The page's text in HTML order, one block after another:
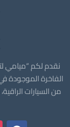
نقدم لكم “ميامي
الفاخرة الموجودة
من السيارات